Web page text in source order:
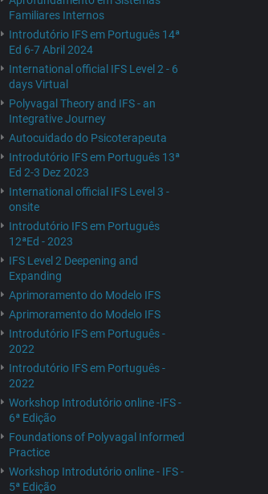
Familiares Internos
Introdutório IFS em Português 14ª
Ed 6-7 Abril 2024
International official IFS Level 2 - 6
days Virtual
Polyvagal Theory and IFS - an
Integrative Journey
Autocuidado do Psicoterapeuta
Introdutório IFS em Português 13ª
Ed 2-3 Dez 2023
International official IFS Level 3 -
onsite
Introdutório IFS em Português
12ªEd - 2023
IFS Level 2 Deepening and
Expanding
Aprimoramento do Modelo IFS
Aprimoramento do Modelo IFS
Introdutório IFS em Português -
2022
Introdutório IFS em Português -
2022
Workshop Introdutório online -IFS -
6ª Edição
Foundations of Polyvagal Informed
Practice
Workshop Introdutório online - IFS -
5ª Edição